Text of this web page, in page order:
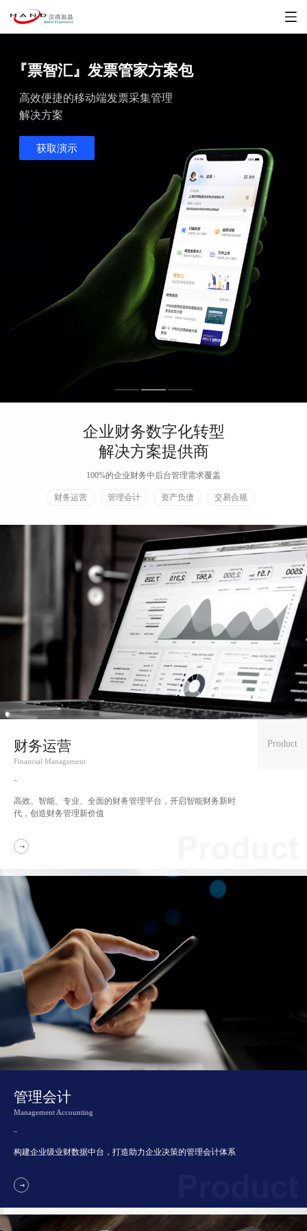
『票智汇』发票管家方案包
高效便捷的移动端发票采集管理
解决方案
获取演示
企业财务数字化转型
解决方案提供商
100%的企业财务中后台管理需求覆盖
财务运营 管理会计 资产负债 交易合规
Product
财务运营
Financial Management
高效、智能、专业、全面的财务管理平台， 开启智能财务新时
代，创造财务管理新价值
管理会计
Management Accounting
构建企业级业财数据中台， 打造助力企业决策的管理会计体系